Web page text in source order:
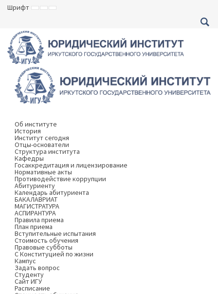
Шрифт ВКЛЮЧИТЬ
ВКЛЮЧИТЬ
ВКЛЮЧИТЬ
Об институте
История
Институт сегодня
Отцы-основатели
Структура института
Кафедры
Госаккредитация и лицензирование
Нормативные акты
Противодействие коррупции
Абитуриенту
Календарь абитуриента
БАКАЛАВРИАТ
МАГИСТРАТУРА
АСПИРАНТУРА
Правила приема
План приема
Вступительные испытания
Стоимость обучения
Правовые субботы
С Конституцией по жизни
Кампус
Задать вопрос
Студенту
Сайт ИГУ
Расписание